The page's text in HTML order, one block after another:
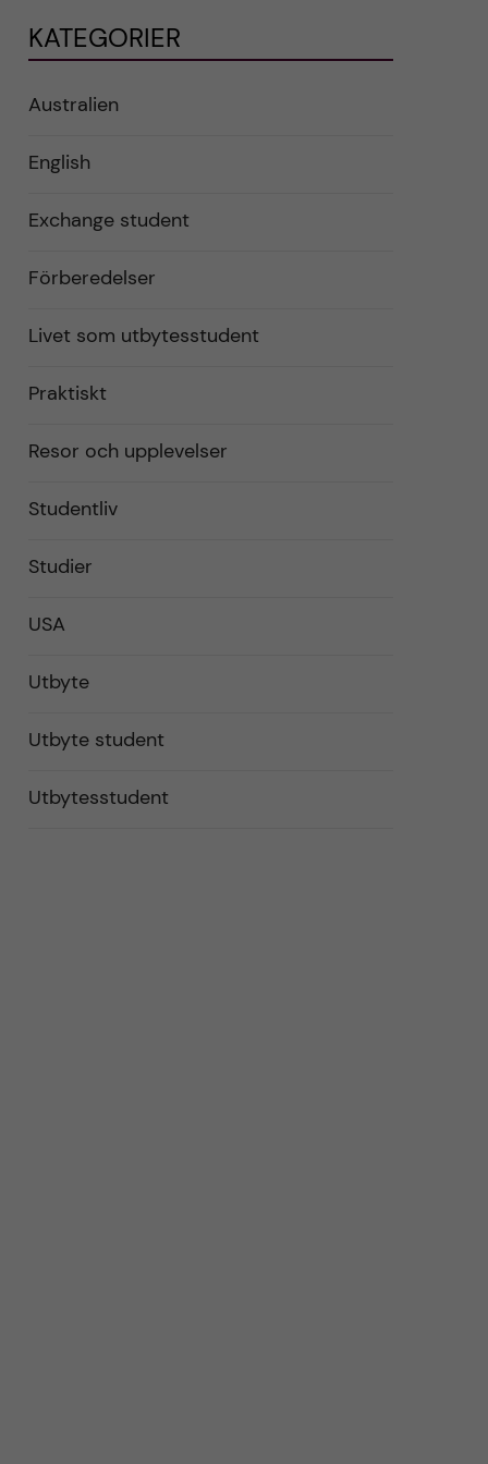
KATEGORIER
Australien
English
Exchange student
Förberedelser
Livet som utbytesstudent
Praktiskt
Resor och upplevelser
Studentliv
Studier
USA
Utbyte
Utbyte student
Utbytesstudent